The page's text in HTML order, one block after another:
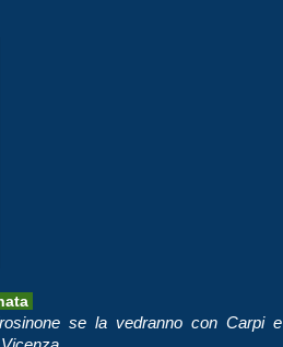
se la vedranno con Carpi e